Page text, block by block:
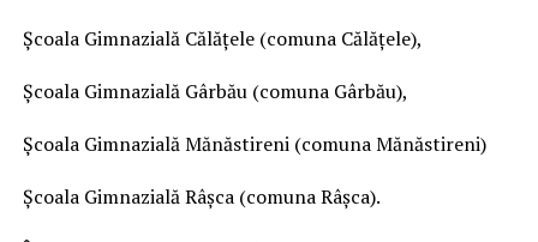
Școala Gimnazială Călățele (comuna Călățele),
Școala Gimnazială Gârbău (comuna Gârbău),
Școala Gimnazială Mănăstireni (comuna Mănăstireni)
Școala Gimnazială Râșca (comuna Râșca).